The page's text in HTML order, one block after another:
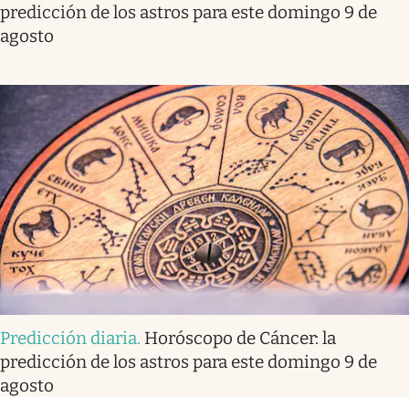
predicción de los astros para este domingo 9 de
agosto
Predicción diaria. Horóscopo de Cáncer: la
predicción de los astros para este domingo 9 de
agosto